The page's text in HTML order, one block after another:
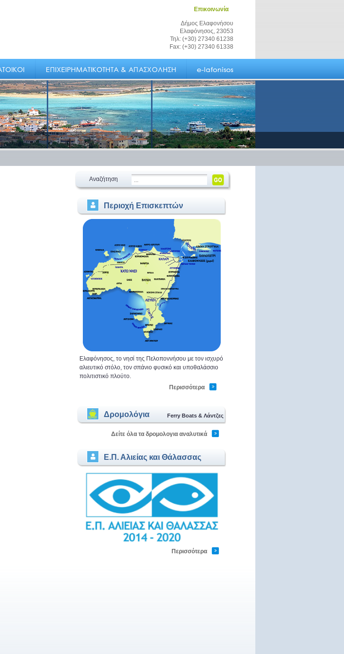
Επικοινωνία
Δήμος Ελαφονήσου
Ελαφόνησος, 23053
Τηλ: (+30) 27340 61238
Fax: (+30) 27340 61338
Αναζήτηση
Περιοχή Επισκεπτών
Ελαφόνησος, το νησί της Πελοποννήσου με τον ισχυρό
αλιευτικό στόλο, τον σπάνιο φυσικό και υποθαλάσσιο
πολιτιστικό πλούτο.
Περισσότερα
Δρομολόγια Ferry Boats & Λάντζες
Δείτε όλα τα δρομολογια αναλυτικά
Ε.Π. Αλιείας και Θάλασσας
Περισσότερα